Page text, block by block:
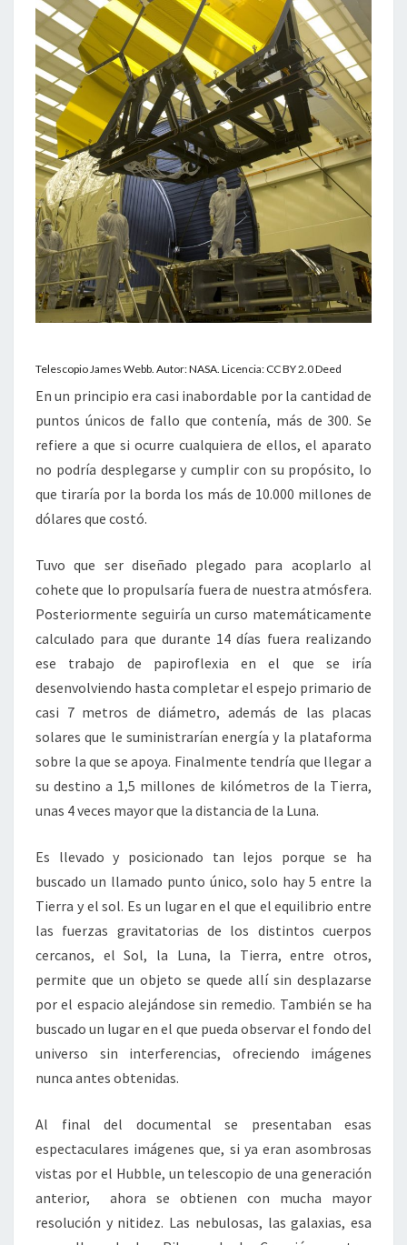
Telescopio James Webb. Autor: NASA. Licencia: CC BY 2.0 Deed
En un principio era casi inabordable por la cantidad de
puntos únicos de fallo que contenía, más de 300. Se
refiere a que si ocurre cualquiera de ellos, el aparato
no podría desplegarse y cumplir con su propósito, lo
que tiraría por la borda los más de 10.000 millones de
dólares que costó.
Tuvo que ser diseñado plegado para acoplarlo al
cohete que lo propulsaría fuera de nuestra atmósfera.
Posteriormente seguiría un curso matemáticamente
calculado para que durante 14 días fuera realizando
ese trabajo de papiroflexia en el que se iría
desenvolviendo hasta completar el espejo primario de
casi 7 metros de diámetro, además de las placas
solares que le suministrarían energía y la plataforma
sobre la que se apoya. Finalmente tendría que llegar a
su destino a 1,5 millones de kilómetros de la Tierra,
unas 4 veces mayor que la distancia de la Luna.
Es llevado y posicionado tan lejos porque se ha
buscado un llamado punto único, solo hay 5 entre la
Tierra y el sol. Es un lugar en el que el equilibrio entre
las fuerzas gravitatorias de los distintos cuerpos
cercanos, el Sol, la Luna, la Tierra, entre otros,
permite que un objeto se quede allí sin desplazarse
por el espacio alejándose sin remedio. También se ha
buscado un lugar en el que pueda observar el fondo del
universo sin interferencias, ofreciendo imágenes
nunca antes obtenidas.
Al final del documental se presentaban esas
espectaculares imágenes que, si ya eran asombrosas
vistas por el Hubble, un telescopio de una generación
anterior, ahora se obtienen con mucha mayor
resolución y nitidez. Las nebulosas, las galaxias, esa